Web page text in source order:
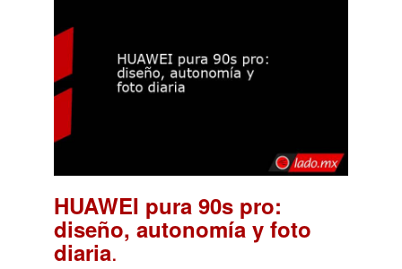
HUAWEI pura 90s pro:
diseño, autonomía y foto
diaria.